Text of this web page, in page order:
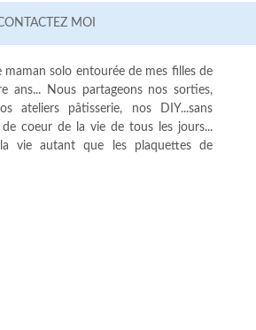
MOI
solo entourée de mes filles de
ans... Nous partageons nos sorties,
ateliers pâtisserie, nos DIY...sans
coeur de la vie de tous les jours...
vie autant que les plaquettes de